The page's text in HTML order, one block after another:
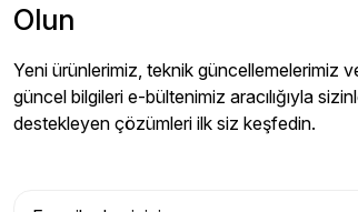
Olun
Yeni ürünlerimiz, teknik güncellemelerimiz
güncel bilgileri e-bültenimiz aracılığıyla
destekleyen çözümleri ilk siz keşfedin.